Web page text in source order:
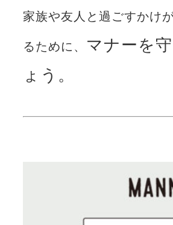
家族や友人と過ごすかけ
るために、 マナーを
ょう。